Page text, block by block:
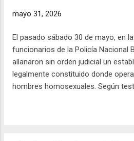
a gestionar. Cuando lo “cultural” se
humana es la respuesta, y la
cultura. La historia demuestra que
mayo 31, 2026
El pasado sábado 30 de mayo, en
funcionarios de la Policía Nacional
allanaron sin orden judicial un
legalmente constituido donde
hombres homosexuales. Según
arbitrarias, hostigamiento y